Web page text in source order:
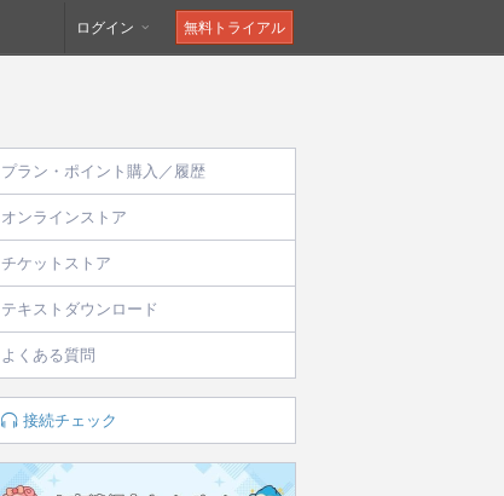
ログイン 無料トライアル
プラン・ポイント購入／履歴
オンラインストア
チケットストア
テキストダウンロード
よくある質問
接続チェック